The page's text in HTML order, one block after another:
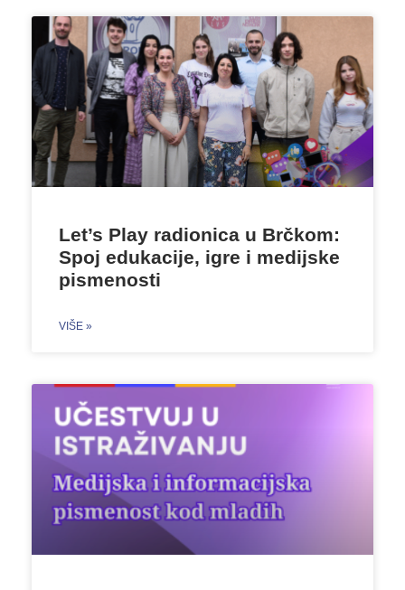
Let’s Play radionica u Brčkom:
Spoj edukacije, igre i medijske
pismenosti
VIŠE »